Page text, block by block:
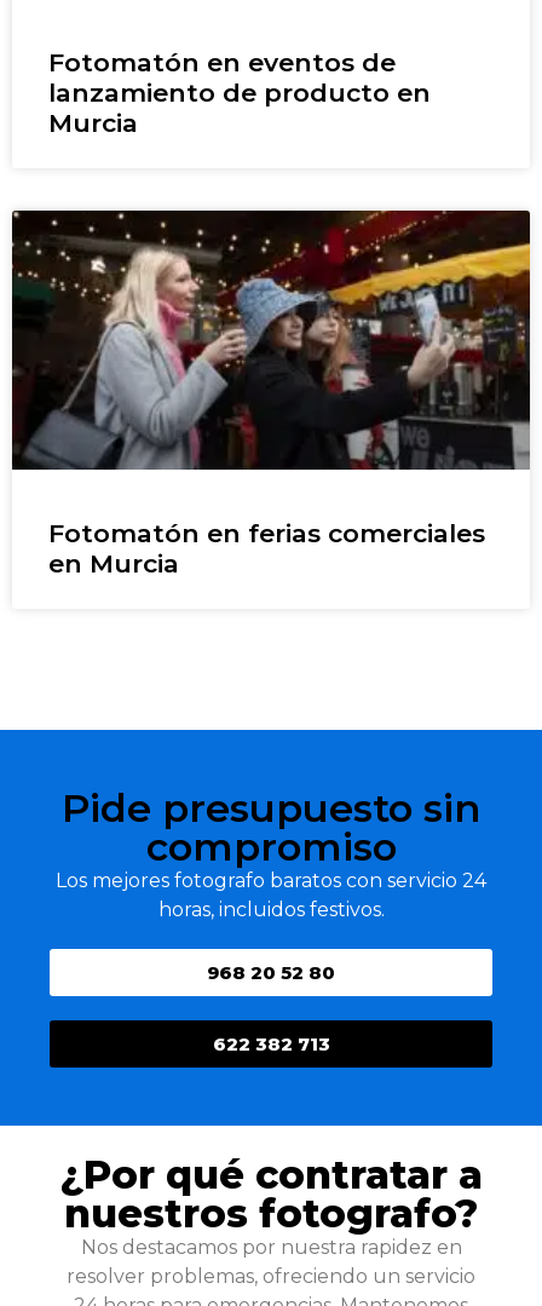
Fotomatón en eventos de
lanzamiento de producto en
Murcia
Fotomatón en ferias comerciales
en Murcia
Pide presupuesto sin
compromiso
Los mejores fotografo baratos con servicio 24
horas, incluidos festivos.
622 382 713
968 20 52 80
¿Por qué contratar a
nuestros fotografo?
Nos destacamos por nuestra rapidez en
resolver problemas, ofreciendo un servicio